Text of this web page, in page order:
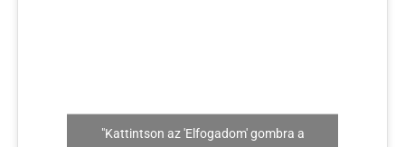
"Kattintson az 'Elfogadom' gombra a